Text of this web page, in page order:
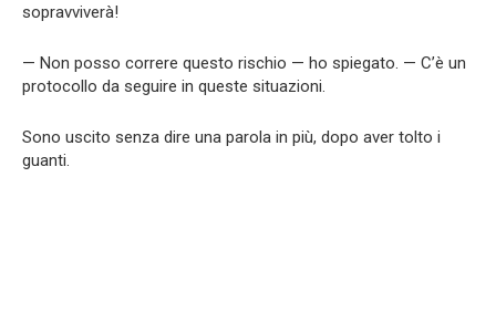
sopravviverà!
— Non posso correre questo rischio — ho spiegato. — C’è un
protocollo da seguire in queste situazioni.
Sono uscito senza dire una parola in più, dopo aver tolto i
guanti.